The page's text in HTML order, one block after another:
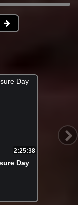
2:25:38
Day